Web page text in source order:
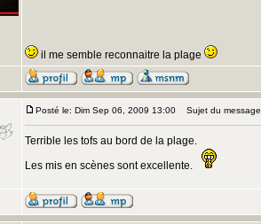
il me semble reconnaitre la plage
Posté le: Dim Sep 06, 2009 13:00 Sujet du
Terrible les tofs au bord de la plage.
Les mis en scènes sont excellente.